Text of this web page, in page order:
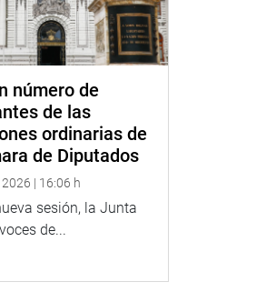
número de
de las
ordinarias de
de Diputados
| 16:06 h
sesión, la Junta
de...